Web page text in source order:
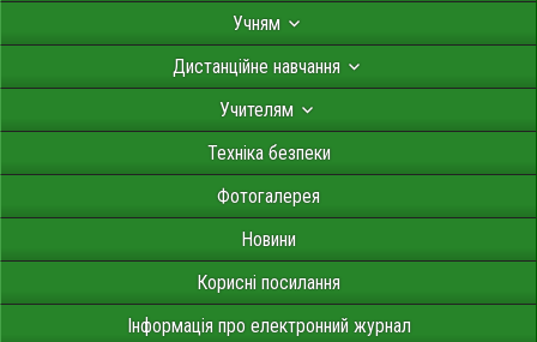
Учням
Дистанційне навчання
Учителям
Техніка безпеки
Фотогалерея
Новини
Корисні посилання
Інформація про електронний журнал